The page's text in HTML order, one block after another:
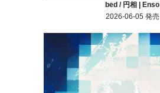
bed / 円相 | Enso
2026-06-05 発売